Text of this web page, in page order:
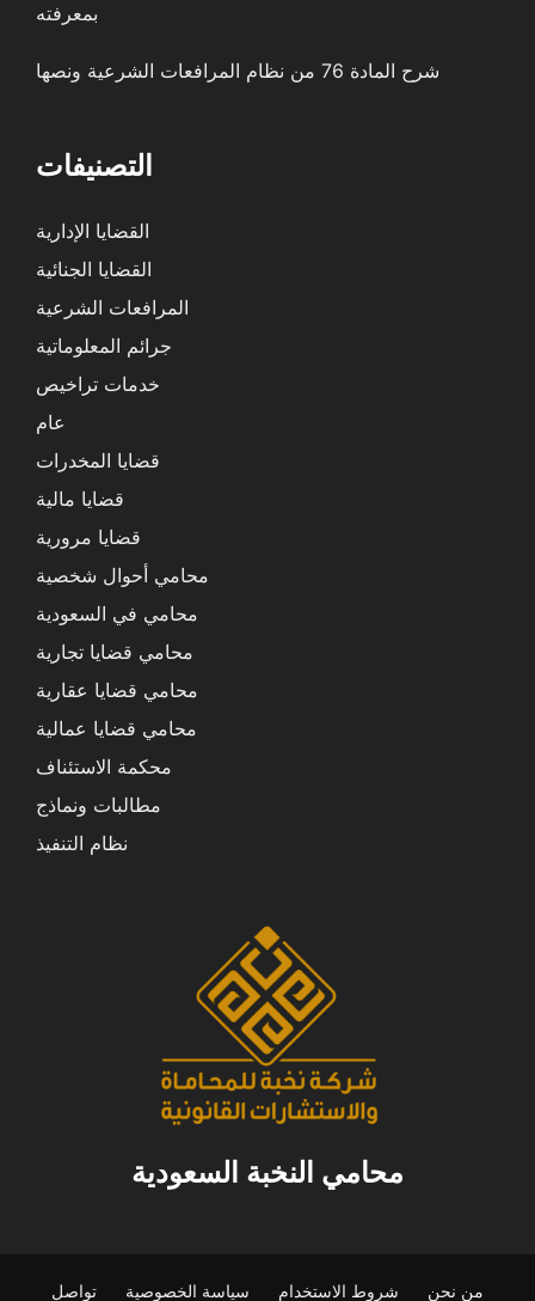
بمعرفته
شرح المادة 76 من نظام المرافعات الشرعية ونصها
التصنيفات
القضايا الإدارية
القضايا الجنائية
المرافعات الشرعية
جرائم المعلوماتية
خدمات تراخيص
عام
قضايا المخدرات
قضايا مالية
قضايا مرورية
محامي أحوال شخصية
محامي في السعودية
محامي قضايا تجارية
محامي قضايا عقارية
محامي قضايا عمالية
محكمة الاستئناف
مطالبات ونماذج
نظام التنفيذ
محامي النخبة السعودية
من نحن شروط الاستخدام سياسة الخصوصية تواصل